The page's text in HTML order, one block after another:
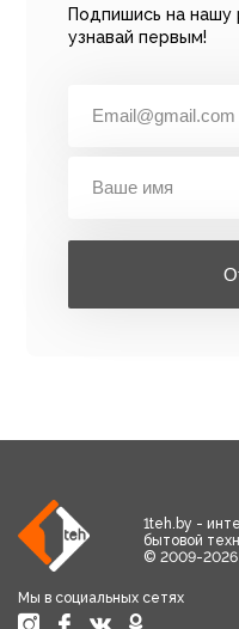
Подпишись на нашу
узнавай первым!
1teh.by -
бытовой
© 2009-2026
Мы в социальных сетях